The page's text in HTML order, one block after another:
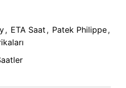
, ETA Saat , Patek Philippe,